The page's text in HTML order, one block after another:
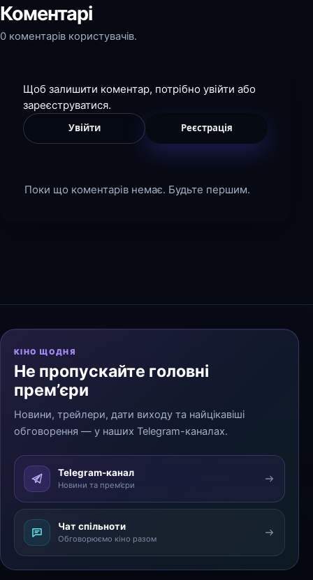
Коментарі
0 коментарів користувачів.
Щоб залишити коментар, потрібно увійти або
зареєструватися.
Увійти Реєстрація
Поки що коментарів немає. Будьте першим.
КІНО ЩОДНЯ
Не пропускайте головні
прем’єри
Новини, трейлери, дати виходу та найцікавіші
обговорення — у наших Telegram-каналах.
Telegram-канал
Новини та прем’єри
Чат спільноти
Обговорюємо кіно разом